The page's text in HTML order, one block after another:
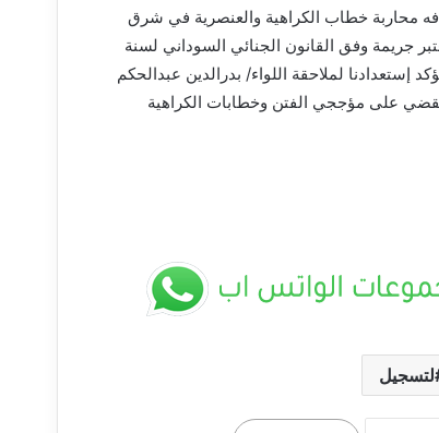
محاربة خطاب الكراهية والعنصرية في شرق
جريمة وفق القانون الجنائي السوداني لسنة
إستعدادنا لملاحقة اللواء/ بدرالدين عبدالحكم
نقضي على مؤججي الفتن وخطابات الكراهية
لتسجيلوزير الرعاية الاجتماعية يدشّن مهرجان التعايش
السلمي بالجزيرة: “الطلاب هم صُنّاع السلام وبناة
السودان الجديد” ــ ودمدني : سلمى امين